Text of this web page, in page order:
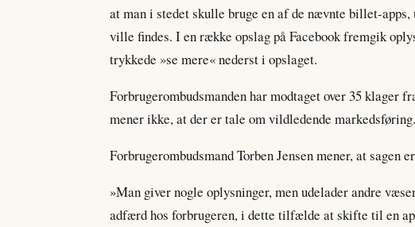
at man i stedet skulle bruge en af de nævnte billet-
ville findes. I en række opslag på Facebook fremgik
trykkede »se mere« nederst i opslaget.
Forbrugerombudsmanden har modtaget over 35 klager
mener ikke, at der er tale om vildledende markedsføring.
Forbrugerombudsmand Torben Jensen mener, at
»Man giver nogle oplysninger, men udelader andre
adfærd hos forbrugeren, i dette tilfælde at skifte til en